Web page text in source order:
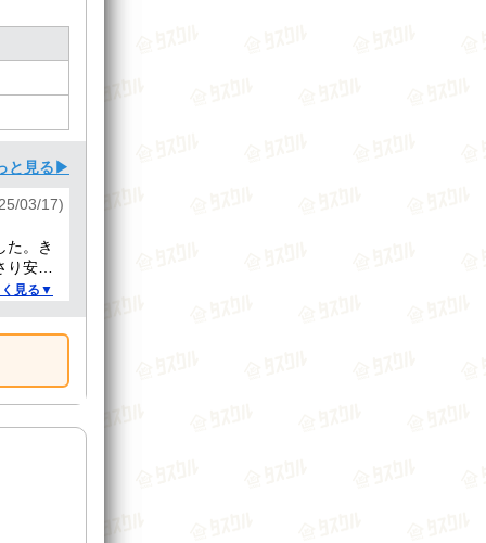
と見る▶
03/17)
た。き
安心
見る▼